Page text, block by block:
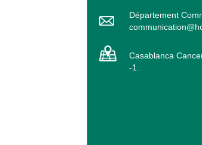
Département
Casablanca
-1.